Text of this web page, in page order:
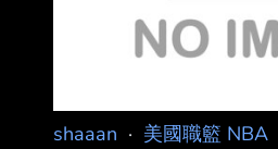
決賽出局） 2
shaaan · 美國職籃 NBA